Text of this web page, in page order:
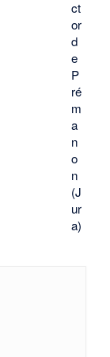
ct
or
d
e
P
ré
m
a
n
o
n
(J
ur
a)